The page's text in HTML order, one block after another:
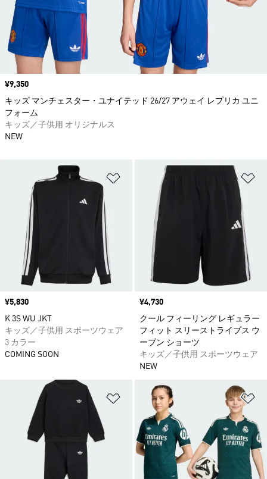
ほしいものリストに追加
価格
¥5,830
K 3S WU JKT
キッズ／子供用 スポーツウェア
3 カラー
COMING SOON
価格
¥4,730
クール フィーリング レギュラー
フィット スリーストライプス ウ
ーブン ショーツ
キッズ／子供用 スポーツウェア
NEW
ほしいものリストに追加
価格
¥9,350
キッズ マンチェスター・ユナイテッド 26/27 アウェイ レプリカ ユニ
フォーム
キッズ／子供用 オリジナルス
NEW